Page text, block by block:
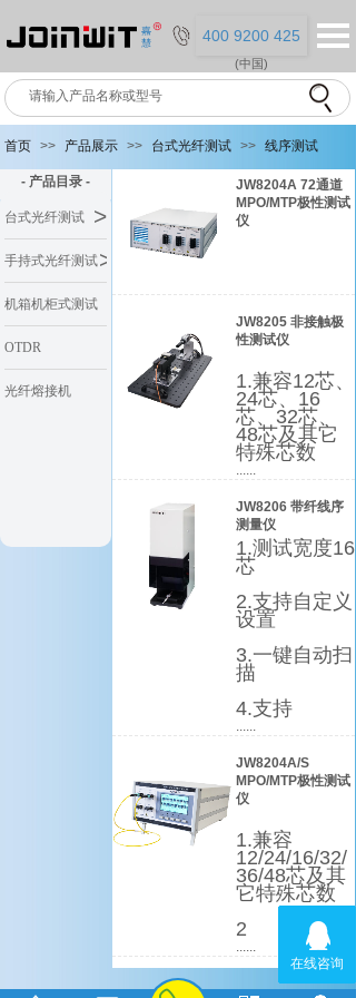
400 9200 425
(中国)
首页 >> 产品展示 >> 台式光纤测试 >> 线序测试
台式光纤测试 >
手持式光纤测试>
机箱机柜式测试
系统
OTDR
光纤熔接机
- 产品目录 -
JW8204A 72通道
MPO/MTP极性测试
仪
JW8205 非接触极
性测试仪
1.兼容12芯、
24芯、16
芯、32芯、
48芯及其它
特殊芯数
......
JW8206 带纤线序
测量仪
1.测试宽度16
芯
2.支持自定义
设置
3.一键自动扫
描
4.支持
......
JW8204A/S
MPO/MTP极性测试
仪
1.兼容
12/24/16/32/
36/48芯及其
它特殊芯数
2
......